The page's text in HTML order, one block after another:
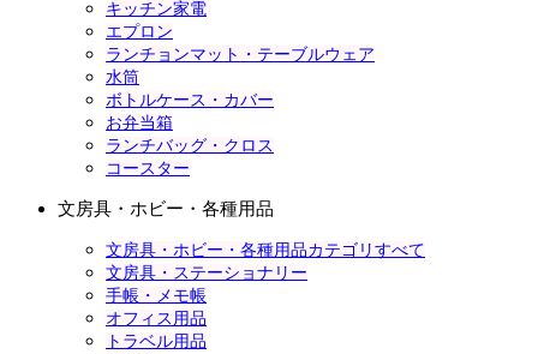
キッチン家電
エプロン
ランチョンマット・テーブルウェア
水筒
ボトルケース・カバー
お弁当箱
ランチバッグ・クロス
コースター
文房具・ホビー・各種用品
文房具・ホビー・各種用品カテゴリすべて
文房具・ステーショナリー
手帳・メモ帳
オフィス用品
トラベル用品